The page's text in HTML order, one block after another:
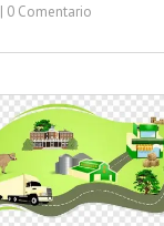
| 0 Comentario